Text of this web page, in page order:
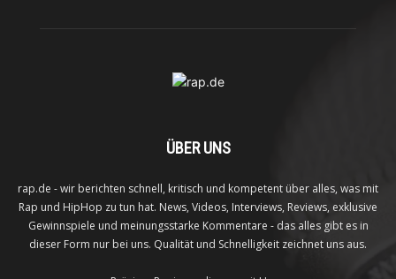
ÜBER UNS
rap.de - wir berichten schnell, kritisch und kompetent über alles, was mit
Rap und HipHop zu tun hat. News, Videos, Interviews, Reviews, exklusive
Gewinnspiele und meinungsstarke Kommentare - das alles gibt es in
dieser Form nur bei uns. Qualität und Schnelligkeit zeichnet uns aus.